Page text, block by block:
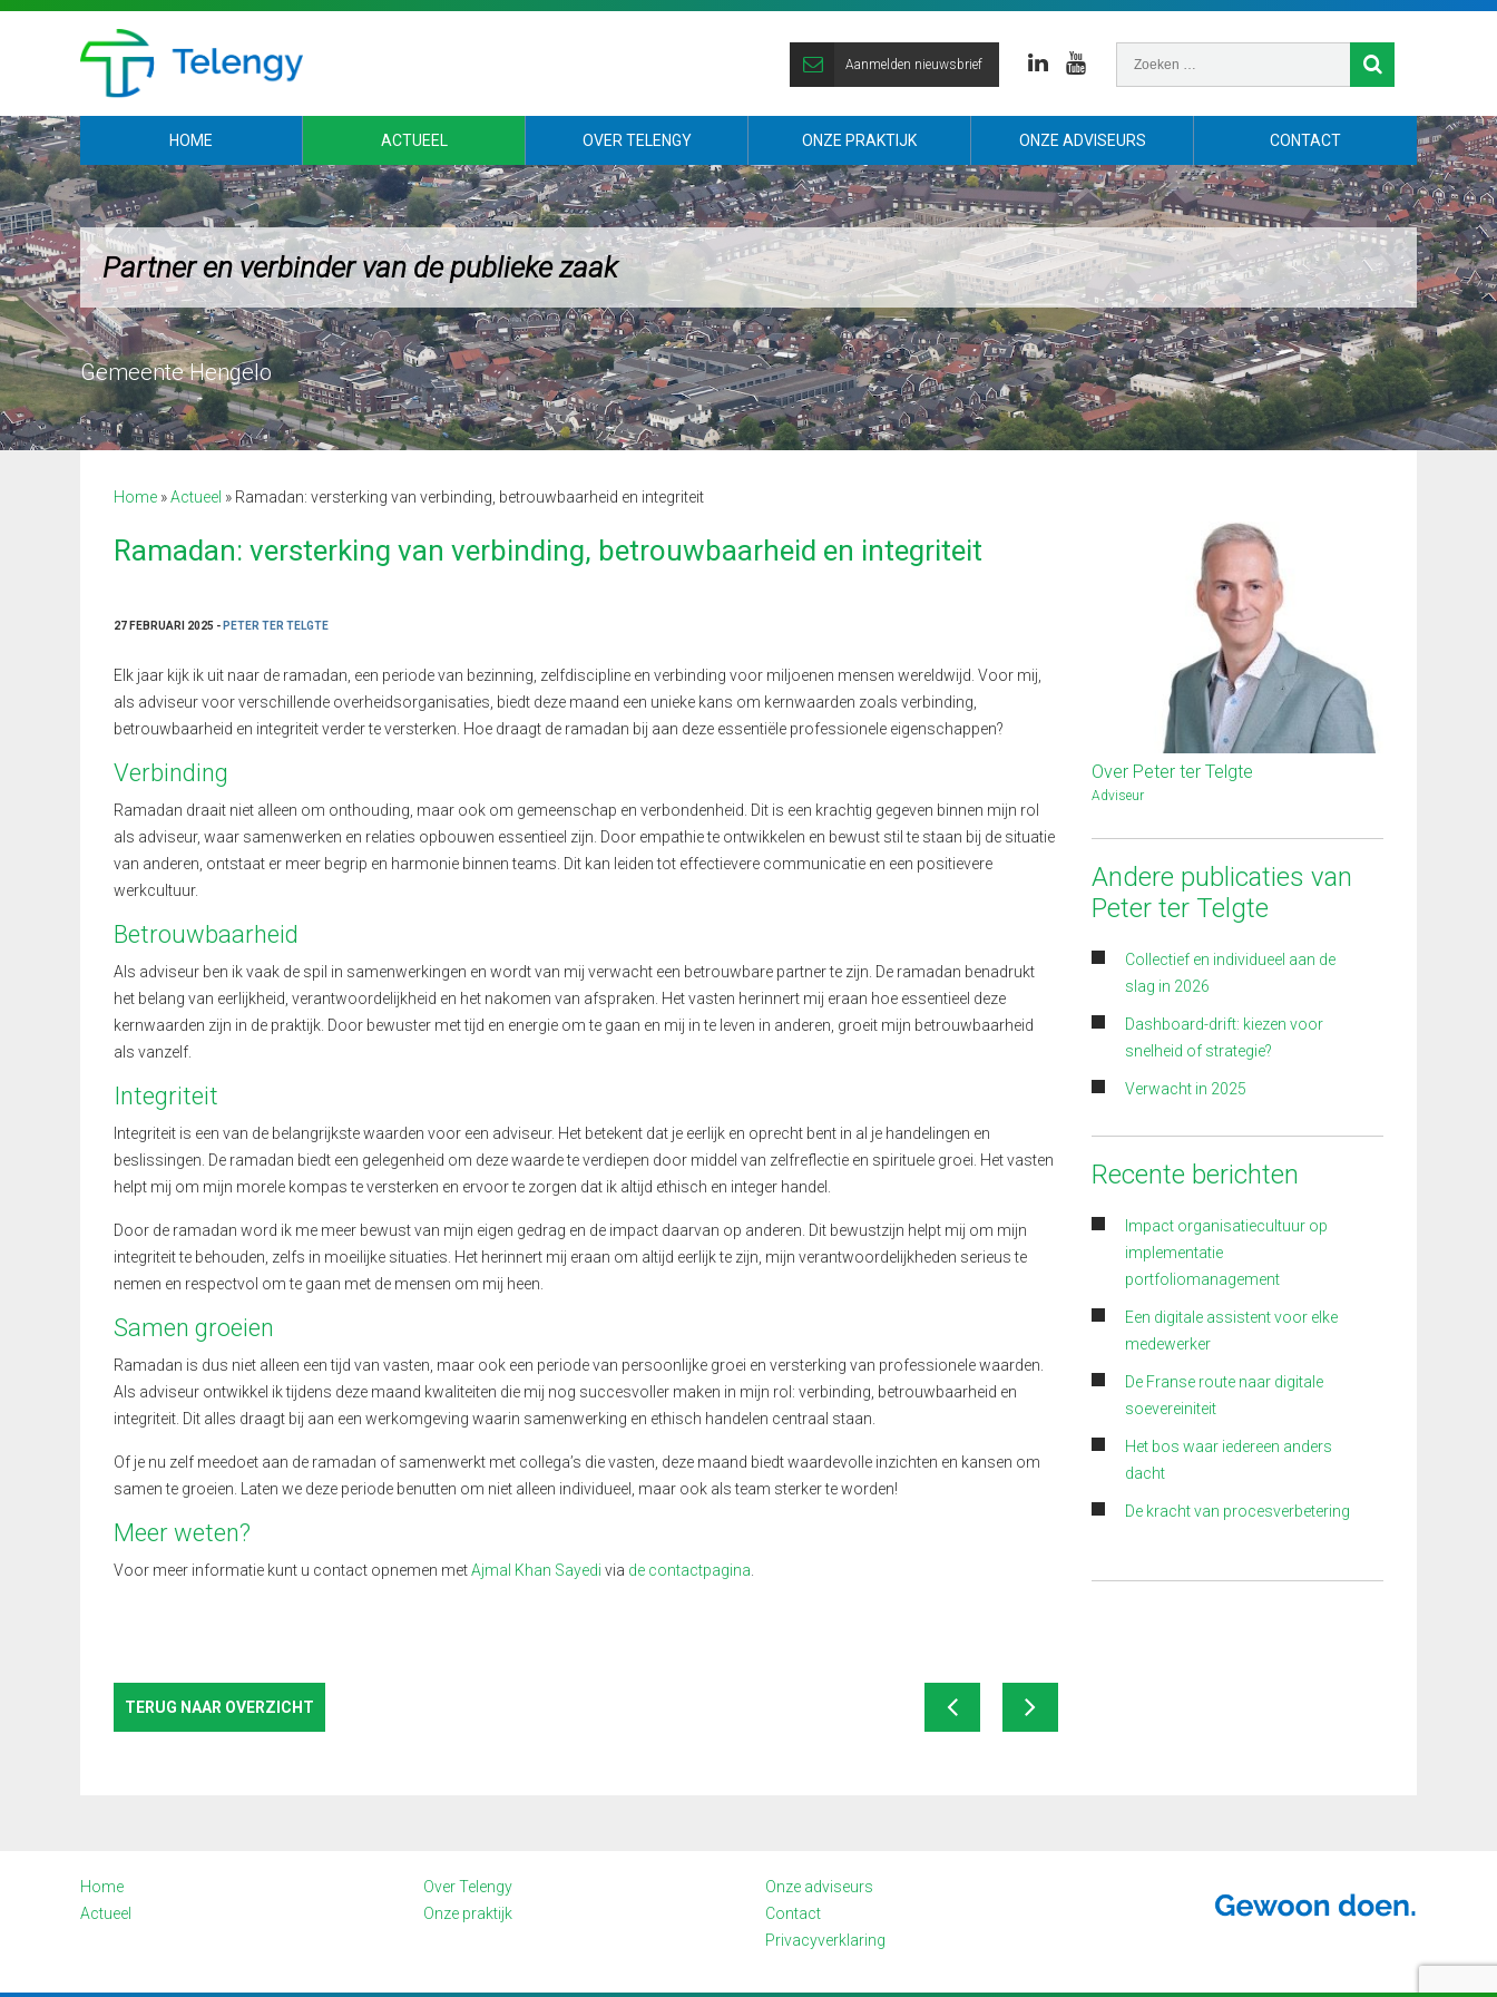
Aanmelden nieuwsbrief
HOME ACTUEEL OVER TELENGY ONZE PRAKTIJK ONZE ADVISEURS CONTACT
Partner en verbinder van de publieke zaak
Gemeente Hengelo
Home »Actueel » Ramadan: versterking van verbinding, betrouwbaarheid en integriteit
Ramadan: versterking van verbinding, betrouwbaarheid en integriteit
27 FEBRUARI 2025 - PETER TER TELGTE
Elk jaar kijk ik uit naar de ramadan, een periode van bezinning, zelfdiscipline en verbinding voor miljoenen mensen wereldwijd. Voor mij,
als adviseur voor verschillende overheidsorganisaties, biedt deze maand een unieke kans om kernwaarden zoals verbinding,
betrouwbaarheid en integriteit verder te versterken. Hoe draagt de ramadan bij aan deze essentiële professionele eigenschappen?
Verbinding
Ramadan draait niet alleen om onthouding, maar ook om gemeenschap en verbondenheid. Dit is een krachtig gegeven binnen mijn rol
als adviseur, waar samenwerken en relaties opbouwen essentieel zijn. Door empathie te ontwikkelen en bewust stil te staan bij de situatie
van anderen, ontstaat er meer begrip en harmonie binnen teams. Dit kan leiden tot effectievere communicatie en een positievere
werkcultuur.
Betrouwbaarheid
Als adviseur ben ik vaak de spil in samenwerkingen en wordt van mij verwacht een betrouwbare partner te zijn. De ramadan benadrukt
het belang van eerlijkheid, verantwoordelijkheid en het nakomen van afspraken. Het vasten herinnert mij eraan hoe essentieel deze
kernwaarden zijn in de praktijk. Door bewuster met tijd en energie om te gaan en mij in te leven in anderen, groeit mijn betrouwbaarheid
als vanzelf.
Integriteit
Integriteit is een van de belangrijkste waarden voor een adviseur. Het betekent dat je eerlijk en oprecht bent in al je handelingen en
beslissingen. De ramadan biedt een gelegenheid om deze waarde te verdiepen door middel van zelfreflectie en spirituele groei. Het vasten
helpt mij om mijn morele kompas te versterken en ervoor te zorgen dat ik altijd ethisch en integer handel.
Door de ramadan word ik me meer bewust van mijn eigen gedrag en de impact daarvan op anderen. Dit bewustzijn helpt mij om mijn
integriteit te behouden, zelfs in moeilijke situaties. Het herinnert mij eraan om altijd eerlijk te zijn, mijn verantwoordelijkheden serieus te
nemen en respectvol om te gaan met de mensen om mij heen.
Samen groeien
Ramadan is dus niet alleen een tijd van vasten, maar ook een periode van persoonlijke groei en versterking van professionele waarden.
Als adviseur ontwikkel ik tijdens deze maand kwaliteiten die mij nog succesvoller maken in mijn rol: verbinding, betrouwbaarheid en
integriteit. Dit alles draagt bij aan een werkomgeving waarin samenwerking en ethisch handelen centraal staan.
Of je nu zelf meedoet aan de ramadan of samenwerkt met collega’s die vasten, deze maand biedt waardevolle inzichten en kansen om
samen te groeien. Laten we deze periode benutten om niet alleen individueel, maar ook als team sterker te worden!
Meer weten?
Voor meer informatie kunt u contact opnemen metAjmal Khan Sayedi via de contactpagina.
TERUG NAAR OVERZICHT
Over Peter ter Telgte
Adviseur
Andere publicaties van
Peter ter Telgte
Collectief en individueel aan de
slag in 2026
Dashboard-drift: kiezen voor
snelheid of strategie?
Verwacht in 2025
Recente berichten
Impact organisatiecultuur op
implementatie
portfoliomanagement
Een digitale assistent voor elke
medewerker
De Franse route naar digitale
soevereiniteit
Het bos waar iedereen anders
dacht
De kracht van procesverbetering
Home
Actueel
Over Telengy
Onze praktijk
Onze adviseurs
Contact
Privacyverklaring